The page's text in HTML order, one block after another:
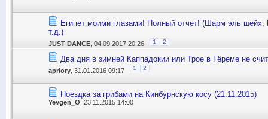
Египет моими глазами! Полный отчет! (Шарм эль шейх,
т.д.)
JUST DANCE , 04.09.2017 20:26 1 2
Два дня в зимней Каппадокии или Трое в Гёреме не
apriory , 31.01.2016 09:17 1 2
Поездка за грибами на Кинбурнскую косу (21.11.2015)
Yevgen_O , 23.11.2015 14:00